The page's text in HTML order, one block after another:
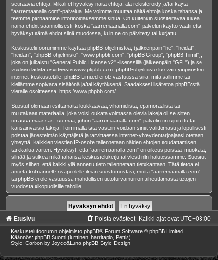
seuraavia ehtoja. Mikäli et hyväksy näitä ehtoja, älä rekisteröidy ja/tai käytä
"aarremaanalla.com"-palvelua. Me voimme muuttaa näitä ehtoja koska tahansa ja
teemme parhaamme informoidaksemme sinua. On kuitenkin suositeltavaa lukea
nämä ehdot säännöllisesti, koska "aarremaanalla.com"-palvelun käyttö vaatii että
hyväksyt nämä ehdot siinä muodossa, kuin ne on päivitetty tai korjattu.
Keskustelufoorumimme käyttää phpBB-ohjelmistoa, (jälkeenpäin "he", "heidät",
"heidän", "phpBB-ohjelmisto", "www.phpbb.com", "phpBB Group", "phpBB Tiimit"),
joka on julkaistu "General Public License v2" -lisenssillä (jälkeenpäin "GPL") ja se
voidaan ladata osoitteesta www.phpbb.com . phpBB-ohjelmisto luo vain ympäristön
internet-keskustelulle. phpBB Limited ei ole vastuussa siitä, mitä sallimme tai
kiellämme sopivana sisältönä ja/tai käytöksenä. Saadaksesi lisätietoa phpBB:stä
vieraile osoitteessa: https://www.phpbb.com/
Suostut olemaan esittämättä loukkaavaa, vihamielistä, epämoraalista tai
muutakaan materiaalia, joka voisi loukata voimassa olevia lakeja oli se sitten
omassa maassasi, se maa, johon "aarremaanalla.com"-palvelin on sijoitettu tai
kansainvälisiä lakeja. Toimimalla tätä vastoin voidaan sinut välittömästi ja lopullisesti
poistaa järjestelmän käyttäjistä ja tarvittaessa internet-yhteydentarjoajaasi otetaan
yhteyttä. Kaikkien viestien IP-osoite tallennetaan näiden ehtojen noudattamisen
tarkkailua varten. Hyväksyt, että "aarremaanalla.com" on oikeus poistaa, muokata,
siirtää ja sulkea mikä tahansa keskusteluketju tai viesti niin halutessamme. Suostut
myös siihen, että kaikki yllä annettu tieto tallennetaan tietokantaan. Tätä tietoa ei
anneta kolmannelle osapuolelle ilman suostumustasi, mutta "aarremaanalla.com"
tai phpBB ei ole vastuussa mahdollisen tietoturvamurron aiheuttamasta tietojen
vuodosta ulkopuolisille tahoille.
Etusivu Kaikki ajat ovat UTC+03:00
Poista evästeet
Keskustelufoorumin ohjelmisto phpBB® Forum Software © phpBB Limited
Käännös: phpBB Suomi (lurttinen, harritapio, Pettis)
Style: Carbon by Joyce&Luna phpBB-Style-Design